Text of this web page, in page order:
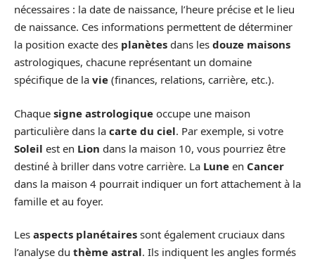
nécessaires : la date de naissance, l’heure précise et le lieu
de naissance. Ces informations permettent de déterminer
la position exacte des planètes dans les douze maisons
astrologiques, chacune représentant un domaine
spécifique de la vie (finances, relations, carrière, etc.).
Chaque signe astrologique occupe une maison
particulière dans la carte du ciel. Par exemple, si votre
Soleil est en Lion dans la maison 10, vous pourriez être
destiné à briller dans votre carrière. La Lune en Cancer
dans la maison 4 pourrait indiquer un fort attachement à la
famille et au foyer.
Les aspects planétaires sont également cruciaux dans
l’analyse du thème astral. Ils indiquent les angles formés